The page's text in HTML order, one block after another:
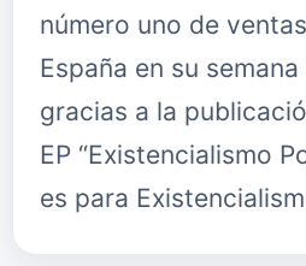
número uno de
España en su
gracias a la
EP “Existencialismo
es para